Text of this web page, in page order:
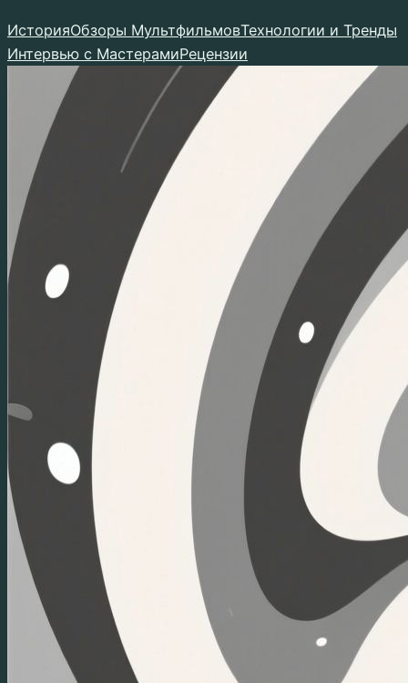
к
содержимому
ИсторияОбзоры МультфильмовТехнологии и Тренды
Интервью с МастерамиРецензии